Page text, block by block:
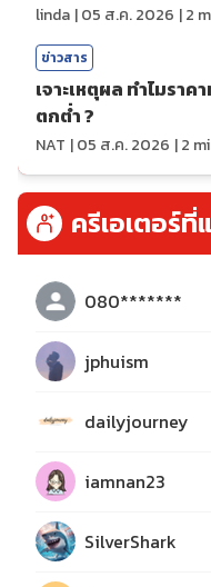
linda |05 ส.ค. 2026 |2
ข่าวสาร
เจาะเหตุผล ทำไมราค
ตกต่ำ ?
NAT |05 ส.ค. 2026 |2
ครีเอเตอร์ที่
080*******
jphuism
dailyjourney
iamnan23
SilverShark